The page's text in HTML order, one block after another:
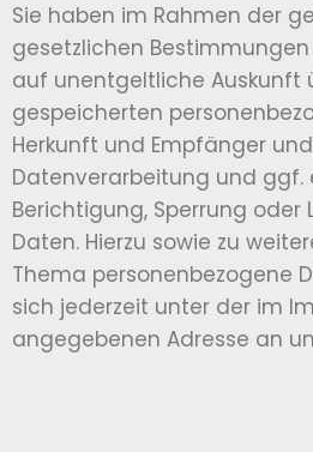
Sie haben im Rahmen der
gesetzlichen
auf unentgeltliche Auskunft
gespeicherten
Herkunft und Empfänger
Datenverarbeitung und ggf.
Berichtigung, Sperrung oder
Daten. Hierzu sowie zu
Thema personenbezogene
sich jederzeit unter der im
angegebenen Adresse an